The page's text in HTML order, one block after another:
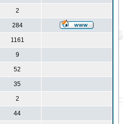
2
284
1161
9
52
35
2
44